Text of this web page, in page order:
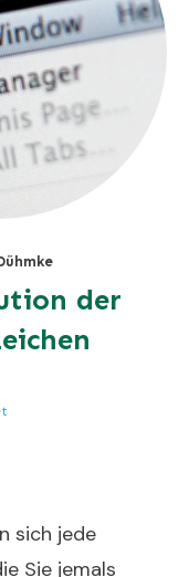
der
sich jede
Sie jemals